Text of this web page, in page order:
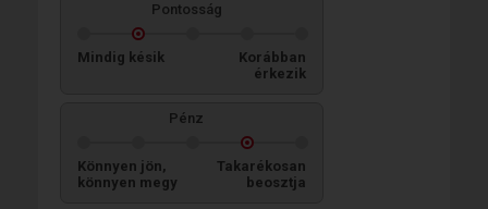
Pontosság
Mindig késik
Korábban
érkezik
Pénz
Könnyen jön,
könnyen megy
Takarékosan
beosztja